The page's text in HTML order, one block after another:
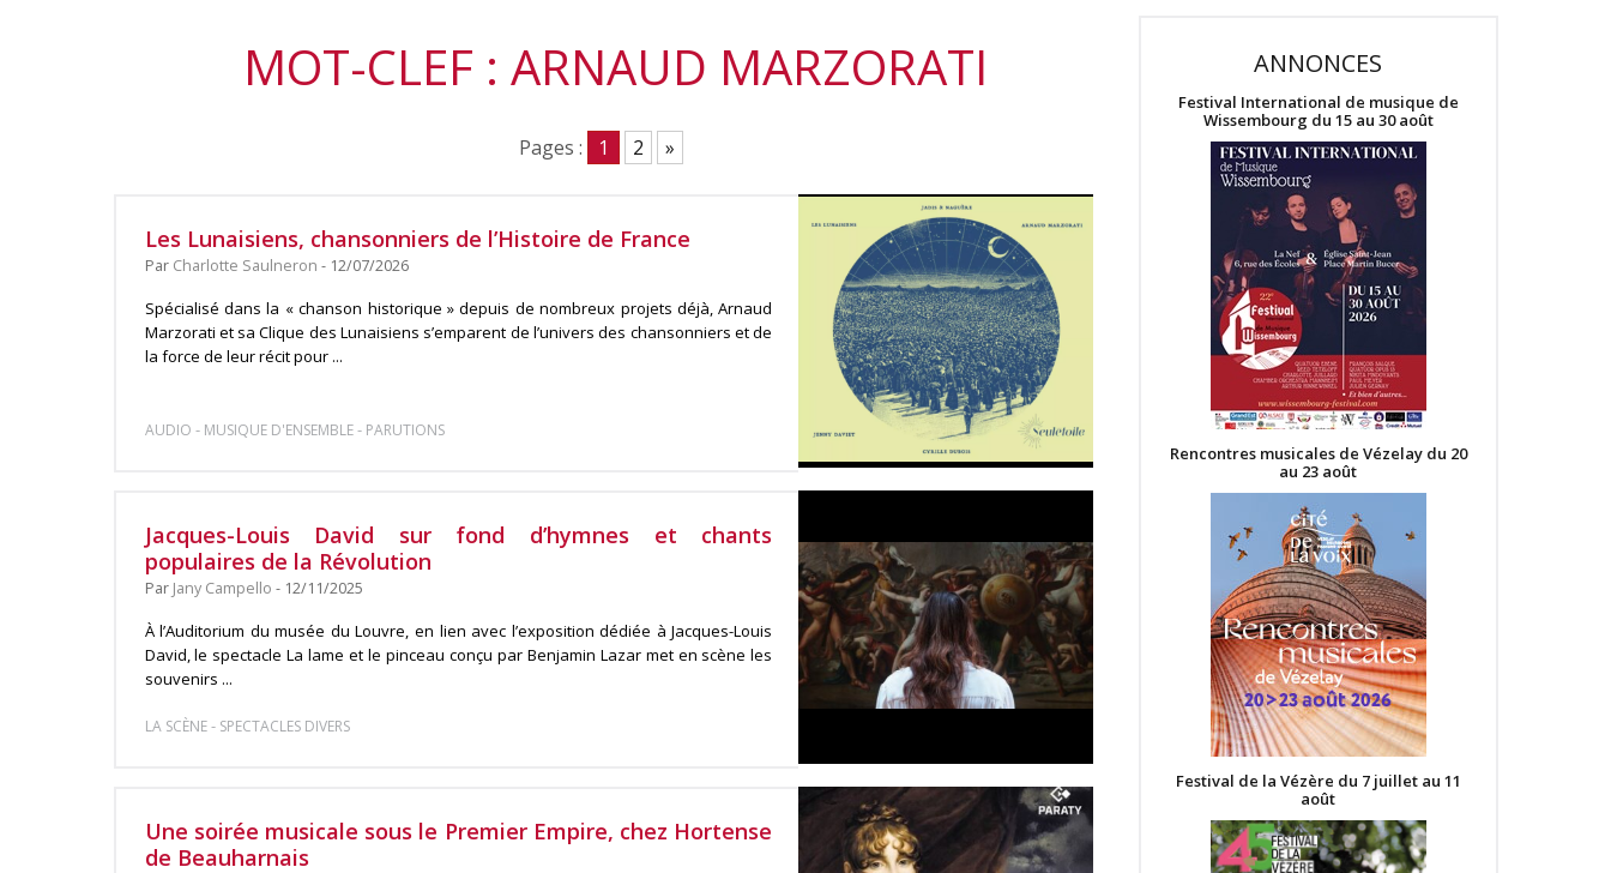
MOT-CLEF : ARNAUD MARZORATI
Pages : 1 2 »
Les Lunaisiens, chansonniers de l’Histoire de France
Par Charlotte Saulneron - 12/07/2026
Spécialisé dans la « chanson historique » depuis de nombreux projets déjà, Arnaud
Marzorati et sa Clique des Lunaisiens s’emparent de l’univers des chansonniers et de
la force de leur récit pour ...
AUDIO - MUSIQUE D'ENSEMBLE- PARUTIONS
Jacques-Louis David sur fond d’hymnes et chants
populaires de la Révolution
Par Jany Campello - 12/11/2025
À l’Auditorium du musée du Louvre, en lien avec l’exposition dédiée à Jacques-Louis
David, le spectacle La lame et le pinceau conçu par Benjamin Lazar met en scène les
souvenirs ...
LA SCÈNE- SPECTACLES DIVERS
Une soirée musicale sous le Premier Empire, chez Hortense
de Beauharnais
ANNONCES
Festival International de musique de
Wissembourg du 15 au 30 août
Rencontres musicales de Vézelay du 20
au 23 août
Festival de la Vézère du 7 juillet au 11
août